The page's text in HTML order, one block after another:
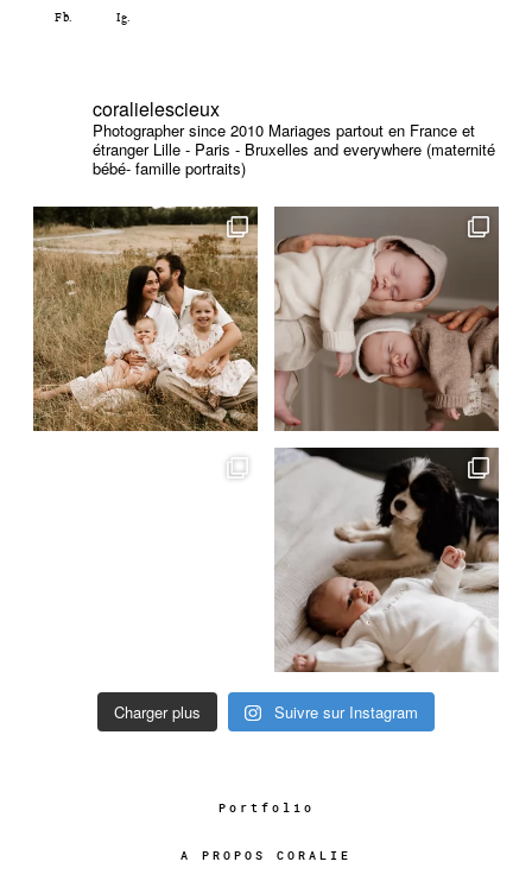
coralielescieux
Photographer since 2010 Mariages partout en France et
étranger Lille - Paris - Bruxelles and everywhere (maternité
bébé- famille portraits)
Charger plus Suivre sur Instagram
Portfolio
A PROPOS CORALIE